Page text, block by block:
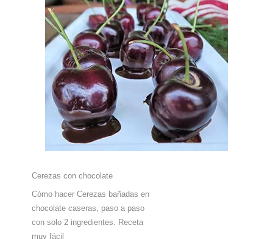
Cerezas con chocolate
Cómo hacer Cerezas bañadas en
chocolate caseras, paso a paso
con solo 2 ingredientes. Receta
muy fácil